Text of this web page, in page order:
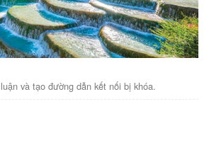
và tạo đường dẫn kết nối bị khóa.